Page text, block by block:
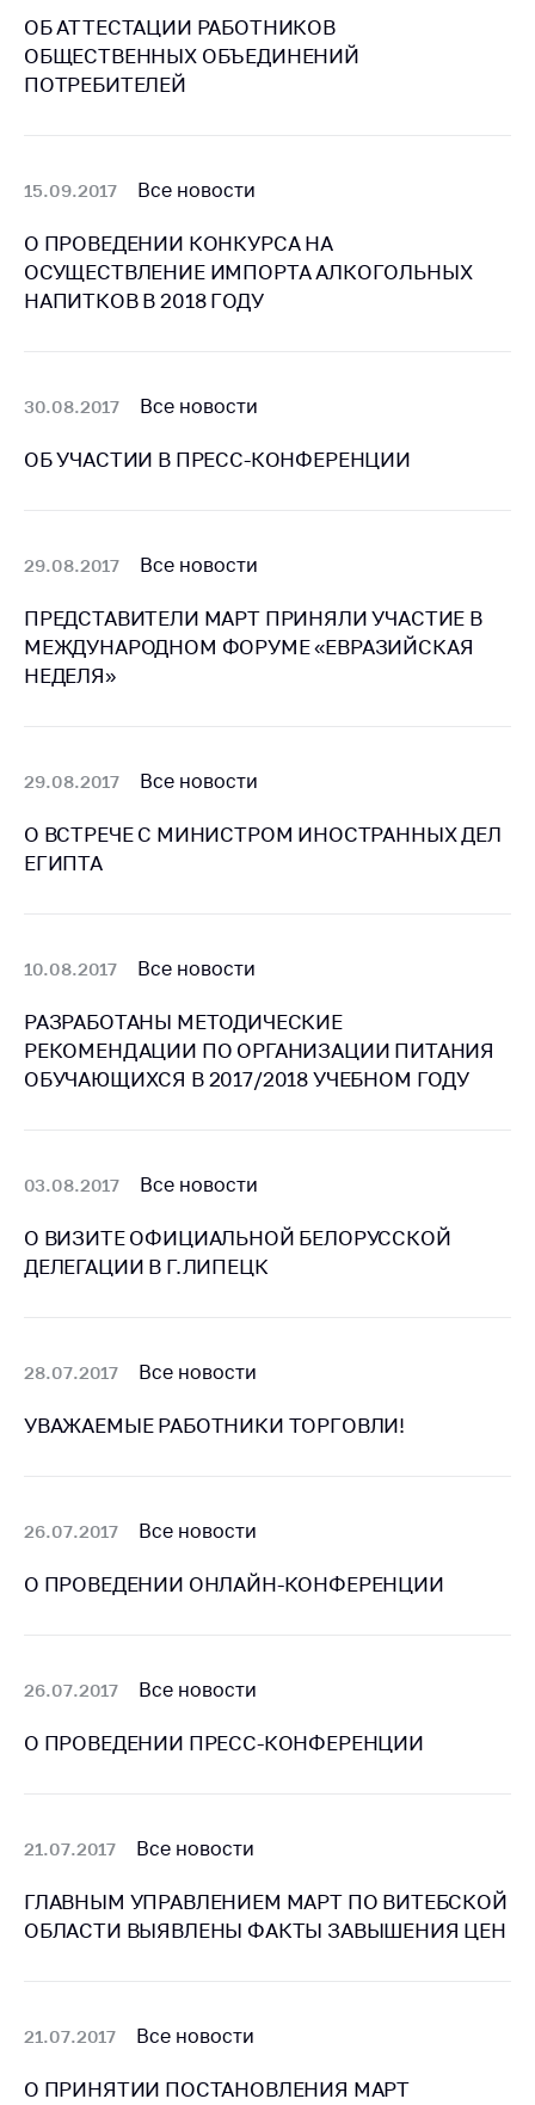
Регулирование и
контроль закупок
Регулирование
рекламной
деятельности
Международное
сотрудничество
Беларусь
персональных
данных
Новости
Личный прием
Прямaя телефоннaя
Электронные
Сообщить о росте
цен на товары
изделия
Контакты
Адрес и режим
Министра
государственный
орган
Важное на сайте
Ценообразование
средства, изделия
технику
Решение Комиссии
по установлению
факта нарушения
законодательства
Предостережения и
ОБ АТТЕСТАЦИИ РАБОТНИКОВ
ОБЩЕСТВЕННЫХ ОБЪЕДИНЕНИЙ
ПОТРЕБИТЕЛЕЙ
15.09.2017 Все новости
О ПРОВЕДЕНИИ КОНКУРСА НА
ОСУЩЕСТВЛЕНИЕ ИМПОРТА АЛКОГОЛЬНЫХ
НАПИТКОВ В 2018 ГОДУ
30.08.2017 Все новости
ОБ УЧАСТИИ В ПРЕСС-КОНФЕРЕНЦИИ
29.08.2017 Все новости
ПРЕДСТАВИТЕЛИ МАРТ ПРИНЯЛИ УЧАСТИЕ В
МЕЖДУНАРОДНОМ ФОРУМЕ «ЕВРАЗИЙСКАЯ
НЕДЕЛЯ»
29.08.2017 Все новости
О ВСТРЕЧЕ С МИНИСТРОМ ИНОСТРАННЫХ ДЕЛ
ЕГИПТА
10.08.2017 Все новости
РАЗРАБОТАНЫ МЕТОДИЧЕСКИЕ
РЕКОМЕНДАЦИИ ПО ОРГАНИЗАЦИИ ПИТАНИЯ
ОБУЧАЮЩИХСЯ В 2017/2018 УЧЕБНОМ ГОДУ
03.08.2017 Все новости
О ВИЗИТЕ ОФИЦИАЛЬНОЙ БЕЛОРУССКОЙ
ДЕЛЕГАЦИИ В Г.ЛИПЕЦК
28.07.2017 Все новости
УВАЖАЕМЫЕ РАБОТНИКИ ТОРГОВЛИ!
26.07.2017 Все новости
О ПРОВЕДЕНИИ ОНЛАЙН-КОНФЕРЕНЦИИ
26.07.2017 Все новости
О ПРОВЕДЕНИИ ПРЕСС-КОНФЕРЕНЦИИ
21.07.2017 Все новости
ГЛАВНЫМ УПРАВЛЕНИЕМ МАРТ ПО ВИТЕБСКОЙ
ОБЛАСТИ ВЫЯВЛЕНЫ ФАКТЫ ЗАВЫШЕНИЯ ЦЕН
21.07.2017 Все новости
О ПРИНЯТИИ ПОСТАНОВЛЕНИЯ МАРТ